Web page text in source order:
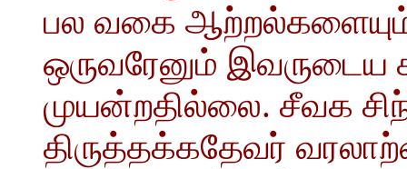
பல வகை ஆற்றல்களையும்
ஒருவரேனும் இவருடைய
முயன்றதில்லை. சீவக
திருத்தக்கதேவர்